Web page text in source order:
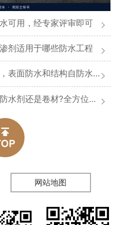
可用，经专家评审即可
剂适用于哪些防水工程
面防水和结构自防水差在哪
还是卷材?全方位对比分析
网站地图